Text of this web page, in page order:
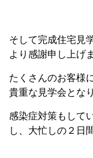
そして完成住宅見
より感謝申し上げ
たくさんのお客様
貴重な見学会とな
感染症対策もして
し、大忙しの２日